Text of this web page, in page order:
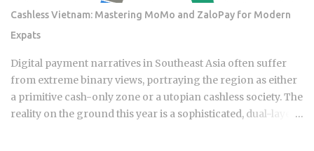
away. It shows up at policy renewal , not the moment the
claim gets paid. Claims history sticks around on your record
for years. Even after the repair is long finished, that claim
can still be quietly pushing your rate up. Not all claims are
equal. Water damage, fire, and liability claims move ...
Cashless Vietnam: Mastering MoMo and ZaloPay for Modern
Expats
Digital payment narratives in Southeast Asia often suffer
from extreme binary views, portraying the region as either
a primitive cash-only zone or a utopian cashless society. The
reality on the ground this year is a sophisticated, dual-layer